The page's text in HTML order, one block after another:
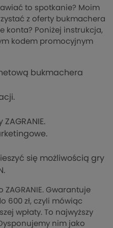
to spotkanie? Moim
z oferty bukmachera
konta? Poniżej instrukcja,
kodem promocyjnym
bukmachera
się możliwością gry
ZAGRANIE. Gwarantuje
600 zł, czyli mówiąc
wpłaty. To najwyższy
nim jako